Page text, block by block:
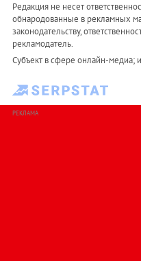
Редакция не несет
обнародованные в рекламных
законодательству,
рекламодатель.
Субъект в сфере онлайн-медиа;
РЕКЛАМА